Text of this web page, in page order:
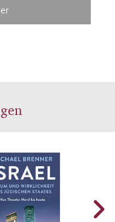
sie jüdische
moderner
Vergangenheit
Buch
Epoche, es